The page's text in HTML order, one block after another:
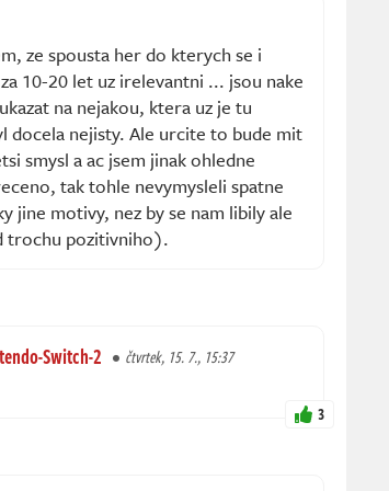
ze spousta her do kterych se i
10-20 let uz irelevantni ... jsou nake
na nejakou, ktera uz je tu
docela nejisty. Ale urcite to bude mit
smysl a ac jsem jinak ohledne
tak tohle nevymysleli spatne
jine motivy, nez by se nam libily ale
trochu pozitivniho).
Switch-2 čtvrtek, 15. 7., 15:37
3